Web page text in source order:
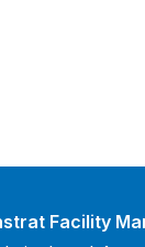
Facility